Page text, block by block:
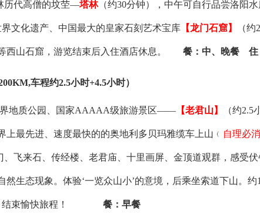
历代高僧的坟茔—塔林（约30分钟）， 中午可自行品尝洛阳
文化遗产、中国最大的皇家石刻艺术宝库 【龙门石窟】 （
西山石窟， 游览结束后入住酒店休息。 餐：中、晚餐 住
车程约2.5小时+4.5小时）
界地质公园、国家AAAAA级旅游景区—— 【老君山 】 （约2.5
最先进、速度最快的的奥地利多贝玛雅缆车上山﹙ 自理必
、飞来石、传经楼、老君庙、十里画屏、金顶道观群，感受
生态现象。体验‘一览众山小’的意境，后乘坐索道下山。约
州，结束愉快旅程！ 餐：早餐